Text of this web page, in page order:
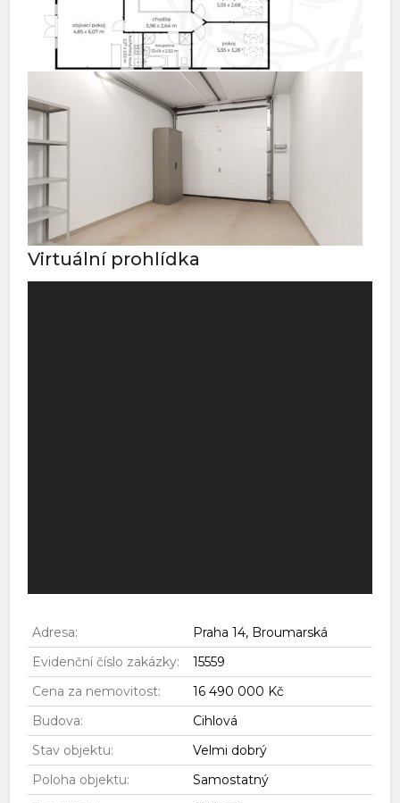
Virtuální prohlídka
Adresa:
Praha 14, Broumarská
Evidenční číslo zakázky:
15559
Cena za nemovitost:
16 490 000 Kč
Budova:
Cihlová
Stav objektu:
Velmi dobrý
Poloha objektu:
Samostatný